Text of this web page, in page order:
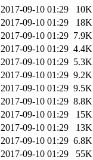
2017-09-10 01:29
10K
2017-09-10 01:29
18K
2017-09-10 01:29 7.9K
2017-09-10 01:29 4.4K
2017-09-10 01:29 5.3K
2017-09-10 01:29 9.2K
2017-09-10 01:29 9.5K
2017-09-10 01:29 8.8K
2017-09-10 01:29
15K
2017-09-10 01:29
13K
2017-09-10 01:29 6.8K
2017-09-10 01:29
55K